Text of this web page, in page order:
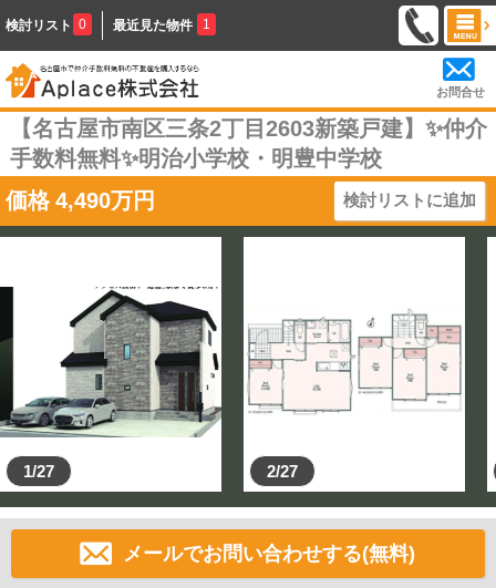
検討リスト 0 最近見た物件 1
お問合せ
【名古屋市南区三条2丁目2603新築戸建】✨️仲介
手数料無料✨️明治小学校・明豊中学校
価格 4,490万円 検討リストに追加
1/27 2/27
メールでお問い合わせする(無料)